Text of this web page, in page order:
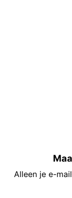
Alleen je e-